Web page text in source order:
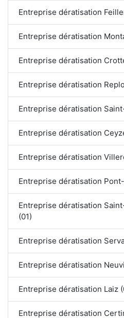
Entreprise dératisation
Entreprise dératisation
Entreprise dératisation
Entreprise dératisation
Entreprise dératisation
Entreprise dératisation
Entreprise dératisation
Entreprise dératisation
Entreprise dératisation
(01)
Entreprise dératisation
Entreprise dératisation
Entreprise dératisation Laiz
Entreprise dératisation